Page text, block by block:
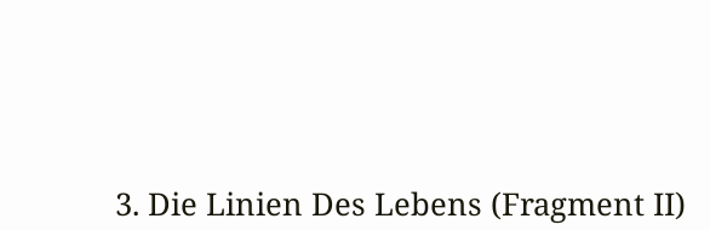
3. Die Linien Des Lebens (Fragment II)